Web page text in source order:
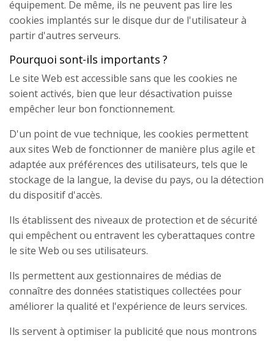
équipement. De même, ils ne peuvent pas lire les
cookies implantés sur le disque dur de l'utilisateur à
partir d'autres serveurs.
Pourquoi sont-ils importants ?
Le site Web est accessible sans que les cookies ne
soient activés, bien que leur désactivation puisse
empêcher leur bon fonctionnement.
D'un point de vue technique, les cookies permettent
aux sites Web de fonctionner de manière plus agile et
adaptée aux préférences des utilisateurs, tels que le
stockage de la langue, la devise du pays, ou la détection
du dispositif d'accès.
Ils établissent des niveaux de protection et de sécurité
qui empêchent ou entravent les cyberattaques contre
le site Web ou ses utilisateurs.
Ils permettent aux gestionnaires de médias de
connaître des données statistiques collectées pour
améliorer la qualité et l'expérience de leurs services.
Ils servent à optimiser la publicité que nous montrons